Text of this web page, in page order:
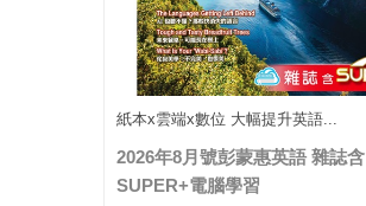
紙本x雲端x數位 大幅提升英語...
2026年8月號彭蒙惠英語 雜誌含
SUPER+電腦學習